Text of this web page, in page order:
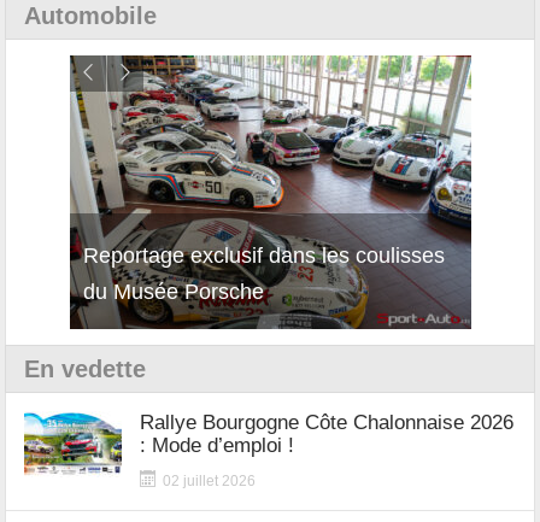
Automobile
Reportage exclusif dans les coulisses
du Musée Porsche
En vedette
Rallye Bourgogne Côte Chalonnaise 2026
: Mode d’emploi !
02 juillet 2026